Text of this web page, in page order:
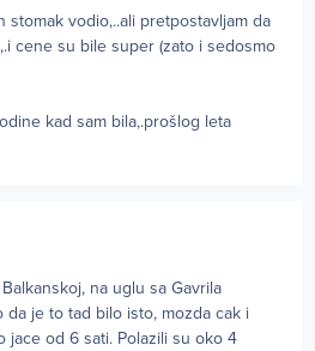
vodio,..ali pretpostavljam da
cene su bile super (zato i sedosmo
kad sam bila,.prošlog leta
na uglu sa Gavrila
da je to tad bilo isto, mozda cak i
jace od 6 sati. Polazili su oko 4